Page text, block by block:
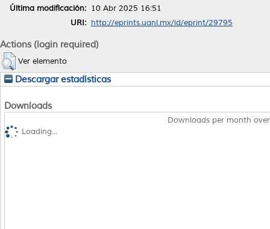
Última modificación: 10 Abr 2025 16:51
URI: http://eprints.uanl.mx/id/eprint/29795
Actions (login required)
Ver elemento
Descargar estadísticas
Downloads
Downloads per month
Loading...